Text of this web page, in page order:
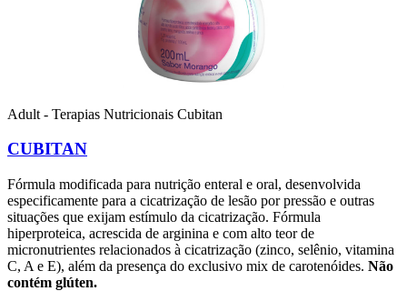
Adult - Terapias Nutricionais Cubitan
CUBITAN
Fórmula modificada para nutrição enteral e oral, desenvolvida
especificamente para a cicatrização de lesão por pressão e outras
situações que exijam estímulo da cicatrização. Fórmula
hiperproteica, acrescida de arginina e com alto teor de
micronutrientes relacionados à cicatrização (zinco, selênio, vitamina
C, A e E), além da presença do exclusivo mix de carotenóides. Não
contém glúten.